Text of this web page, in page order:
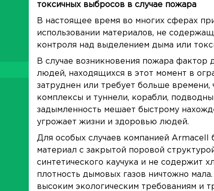
токсичных выбросов в случае пожара
В настоящее время во многих сферах
использовании материалов, не
контроля над выделением дыма или
В случае возникновения пожара
людей, находящихся в этот момент в
затруднен или требует больше
комплексы и туннели, корабли,
задымленность мешает быстрому
угрожает жизни и здоровью людей.
Для особых случаев компанией Armacell
материал c закрытой поровой
синтетического каучука и не содержит
плотность дымовых газов ничтожно
высоким экологическим требованиям и